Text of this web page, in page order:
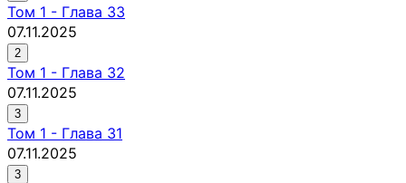
Том 1 - Глава 33
07.11.2025
2
Том 1 - Глава 32
07.11.2025
3
Том 1 - Глава 31
07.11.2025
3